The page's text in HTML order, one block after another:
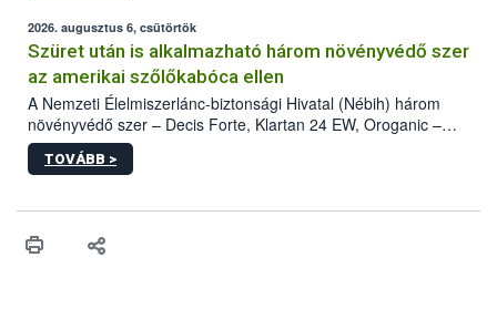
az intenzív felderítést, emellett az intézkedéseket a szlovák
hatósággal is összehangolják a terjedés megállítása érdekében.
2026. augusztus 6, csütörtök
Szüret után is alkalmazható három növényvédő szer
az amerikai szőlőkabóca ellen
A Nemzeti Élelmiszerlánc-biztonsági Hivatal (Nébih) három
növényvédő szer – Decis Forte, Klartan 24 EW, Oroganic –
engedélyokiratát módosította, így azok a szüretet követően,
egészen a vesszőérettség (BBCH 91) stádiumáig
érésű szőlőkben is legyen lehetőség a károsító elleni további
felhasználók számára is elérhető és ökológiai termesztésben is
TOVÁBB >